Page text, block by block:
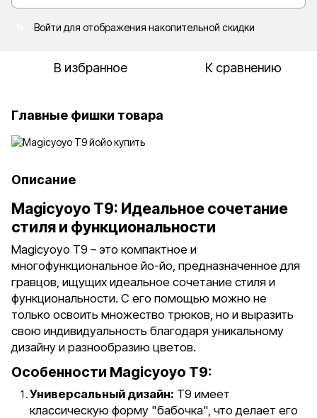
Войти для отображения накопительной скидки
В избранное К сравнению
Главные фишки товара
Описание
Magicyoyo T9: Идеальное сочетание
стиля и функциональности
Magicyoyo T9 – это компактное и
многофункциональное йо-йо, предназначенное для
гравцов, ищущих идеальное сочетание стиля и
функциональности. С его помощью можно не
только освоить множество трюков, но и выразить
свою индивидуальность благодаря уникальному
дизайну и разнообразию цветов.
Особенности Magicyoyo T9:
Универсальный дизайн: T9 имеет
классическую форму "бабочка", что делает его